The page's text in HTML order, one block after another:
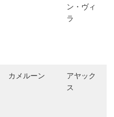
ン・ヴィ
ラ
カメルーン
アヤック
ス